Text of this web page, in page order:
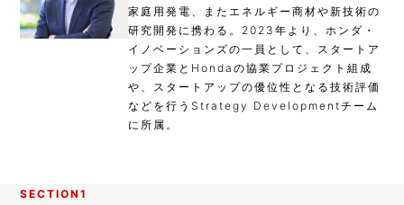
家庭用発電、またエネルギー商材や新技術の
研究開発に携わる。2023年より、ホンダ・
イノベーションズの一員として、スタートア
ップ企業とHondaの協業プロジェクト組成
や、スタートアップの優位性となる技術評価
などを行うStrategy Developmentチーム
に所属。
SECTION1